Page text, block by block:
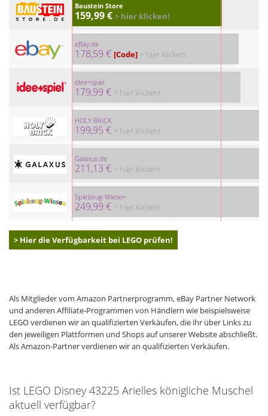
Baustein Store
159,99 € > hier klicken!
eBay.de
178,59 € [Code] > hier klicken!
idee+spiel
179,99 € > hier klicken!
HOLY BRICK
199,95 € > hier klicken!
Galaxus.de
211,13 € > hier klicken!
Spielzeug-Wiesen
249,99 € > hier klicken!
> Hier die Verfügbarkeit bei LEGO prüfen!
Als Mitglieder vom Amazon Partnerprogramm, eBay Partner Network
und anderen Affiliate-Programmen von Händlern wie beispielsweise
LEGO verdienen wir an qualifizierten Verkäufen, die ihr über Links zu
den jeweiligen Plattformen und Shops auf unserer Website abschließt.
Als Amazon-Partner verdienen wir an qualifizierten Verkäufen.
Ist LEGO Disney 43225 Arielles königliche Muschel
aktuell verfügbar?